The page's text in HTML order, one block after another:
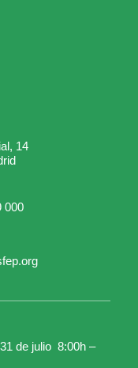
14
000
de julio 8:00h –